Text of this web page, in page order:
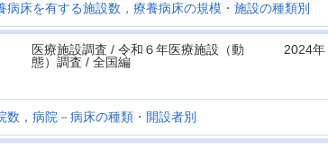
床を有する施設数，療養病床の規模・施設の種類別
医療施設調査 / 令和６年医療施設（動
態）調査 / 全国編
2024年
，病院－病床の種類・開設者別